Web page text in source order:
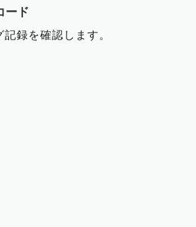
ード
録を確認します。